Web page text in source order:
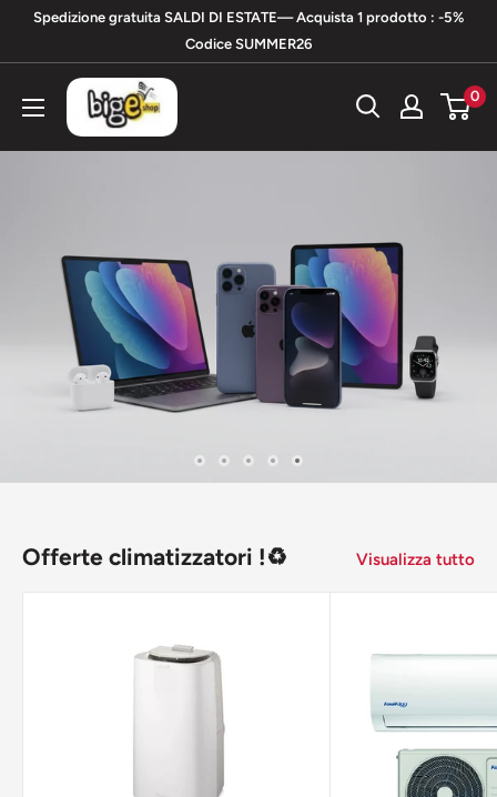
contenuto
Spedizione gratuita SALDI DI ESTATE— Acquista 1 prodotto : -5%
Codice SUMMER26
bigeshop 0
Offerte climatizzatori !♻️ Visualizza tutto